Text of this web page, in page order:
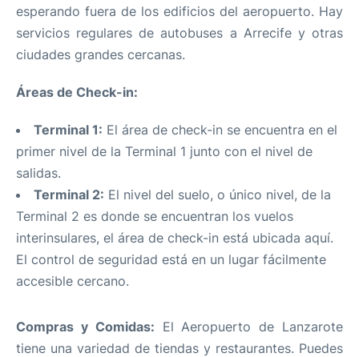
esperando fuera de los edificios del aeropuerto. Hay
servicios regulares de autobuses a Arrecife y otras
ciudades grandes cercanas.
Áreas de Check-in:
Terminal 1: El área de check-in se encuentra en el
primer nivel de la Terminal 1 junto con el nivel de
salidas.
Terminal 2: El nivel del suelo, o único nivel, de la
Terminal 2 es donde se encuentran los vuelos
interinsulares, el área de check-in está ubicada aquí.
El control de seguridad está en un lugar fácilmente
accesible cercano.
Compras y Comidas: El Aeropuerto de Lanzarote
tiene una variedad de tiendas y restaurantes. Puedes